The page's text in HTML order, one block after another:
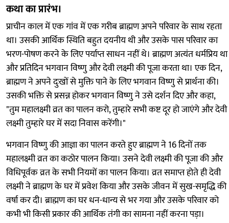
कथा का प्रारंभ।
प्राचीन काल में एक गांव में एक गरीब ब्राह्मण अपने परिवार के साथ रहता
था। उसकी आर्थिक स्थिति बहुत दयनीय थी और उसके पास परिवार का
भरण-पोषण करने के लिए पर्याप्त साधन नहीं थे। ब्राह्मण अत्यंत धर्मप्रिय था
और प्रतिदिन भगवान विष्णु और देवी लक्ष्मी की पूजा करता था। एक दिन,
ब्राह्मण ने अपने दुःखों से मुक्ति पाने के लिए भगवान विष्णु से प्रार्थना की।
उसकी भक्ति से प्रसन्न होकर भगवान विष्णु ने उसे दर्शन दिए और कहा,
"तुम महालक्ष्मी व्रत का पालन करो, तुम्हारे सभी कष्ट दूर हो जाएंगे और देवी
लक्ष्मी तुम्हारे घर में सदा निवास करेंगी।"
भगवान विष्णु की आज्ञा का पालन करते हुए ब्राह्मण ने 16 दिनों तक
महालक्ष्मी व्रत का कठोर पालन किया। उसने देवी लक्ष्मी की पूजा की और
विधिपूर्वक व्रत के सभी नियमों का पालन किया। व्रत समाप्त होते ही देवी
लक्ष्मी ने ब्राह्मण के घर में प्रवेश किया और उसके जीवन में सुख-समृद्धि की
वर्षा कर दी। ब्राह्मण का घर धन-धान्य से भर गया और उसके परिवार को
कभी भी किसी प्रकार की आर्थिक तंगी का सामना नहीं करना पड़ा।